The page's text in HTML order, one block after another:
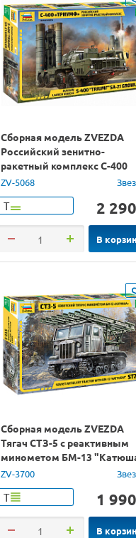
Сборная модель ZVEZDA
Российский зенитно-
ракетный комплекс С-400
«Триумф», 1/72
ZV-5068
Т 2 290
В
Сборная модель ZVEZDA
Тягач СТЗ-5 с реактивным
минометом БМ-13
1/35
ZV-3700
Т 1 990
В